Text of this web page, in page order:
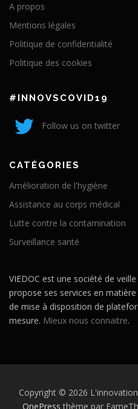
A propos
Mentions légales
Politique de confidentialité
Politique des cookies
#INNOVSCOVID19
Follow us on twitter
CATÉGORIES
Amélioration de l'hygiène
Assistance au corps médical
Lutte contre la contamination
Surveillance santé
VIEDOC est une société de
propose ses services en
de mise à disposition de
mesure. Mieux nous connaitre.
Copyright © 2026
OnePress thème par